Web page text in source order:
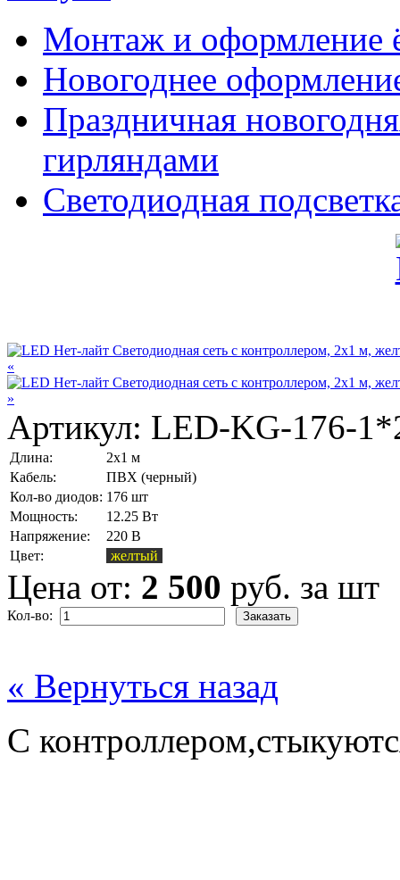
Монтаж и оформление
Новогоднее
Праздничная
гирляндами
Светодиодная
«
»
Артикул: LED-KG-176-
Длина:
2х1 м
Кабель:
ПВХ (черный)
Кол-во диодов: 176 шт
Мощность:
12.25 Вт
Напряжение:
220 В
Цвет:
желтый
Цена от: 2 500 руб. за шт
Кол-во:
« Вернуться назад
C